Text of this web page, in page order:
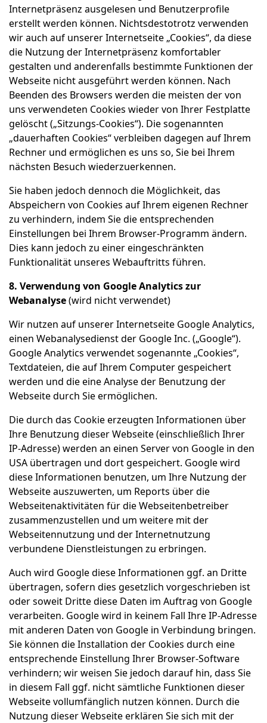
Internetpräsenz ausgelesen und Benutzerprofile
erstellt werden können. Nichtsdestotrotz verwenden
wir auch auf unserer Internetseite „Cookies“, da diese
die Nutzung der Internetpräsenz komfortabler
gestalten und anderenfalls bestimmte Funktionen der
Webseite nicht ausgeführt werden können. Nach
Beenden des Browsers werden die meisten der von
uns verwendeten Cookies wieder von Ihrer Festplatte
gelöscht („Sitzungs-Cookies“). Die sogenannten
„dauerhaften Cookies“ verbleiben dagegen auf Ihrem
Rechner und ermöglichen es uns so, Sie bei Ihrem
nächsten Besuch wiederzuerkennen.
Sie haben jedoch dennoch die Möglichkeit, das
Abspeichern von Cookies auf Ihrem eigenen Rechner
zu verhindern, indem Sie die entsprechenden
Einstellungen bei Ihrem Browser-Programm ändern.
Dies kann jedoch zu einer eingeschränkten
Funktionalität unseres Webauftritts führen.
8. Verwendung von Google Analytics zur
Webanalyse(wird nicht verwendet)
Wir nutzen auf unserer Internetseite Google Analytics,
einen Webanalysedienst der Google Inc. („Google“).
Google Analytics verwendet sogenannte „Cookies“,
Textdateien, die auf Ihrem Computer gespeichert
werden und die eine Analyse der Benutzung der
Webseite durch Sie ermöglichen.
Die durch das Cookie erzeugten Informationen über
Ihre Benutzung dieser Webseite (einschließlich Ihrer
IP-Adresse) werden an einen Server von Google in den
USA übertragen und dort gespeichert. Google wird
diese Informationen benutzen, um Ihre Nutzung der
Webseite auszuwerten, um Reports über die
Webseitenaktivitäten für die Webseitenbetreiber
zusammenzustellen und um weitere mit der
Webseitennutzung und der Internetnutzung
verbundene Dienstleistungen zu erbringen.
Auch wird Google diese Informationen ggf. an Dritte
übertragen, sofern dies gesetzlich vorgeschrieben ist
oder soweit Dritte diese Daten im Auftrag von Google
verarbeiten. Google wird in keinem Fall Ihre IP-Adresse
mit anderen Daten von Google in Verbindung bringen.
Sie können die Installation der Cookies durch eine
entsprechende Einstellung Ihrer Browser-Software
verhindern; wir weisen Sie jedoch darauf hin, dass Sie
in diesem Fall ggf. nicht sämtliche Funktionen dieser
Webseite vollumfänglich nutzen können. Durch die
Nutzung dieser Webseite erklären Sie sich mit der